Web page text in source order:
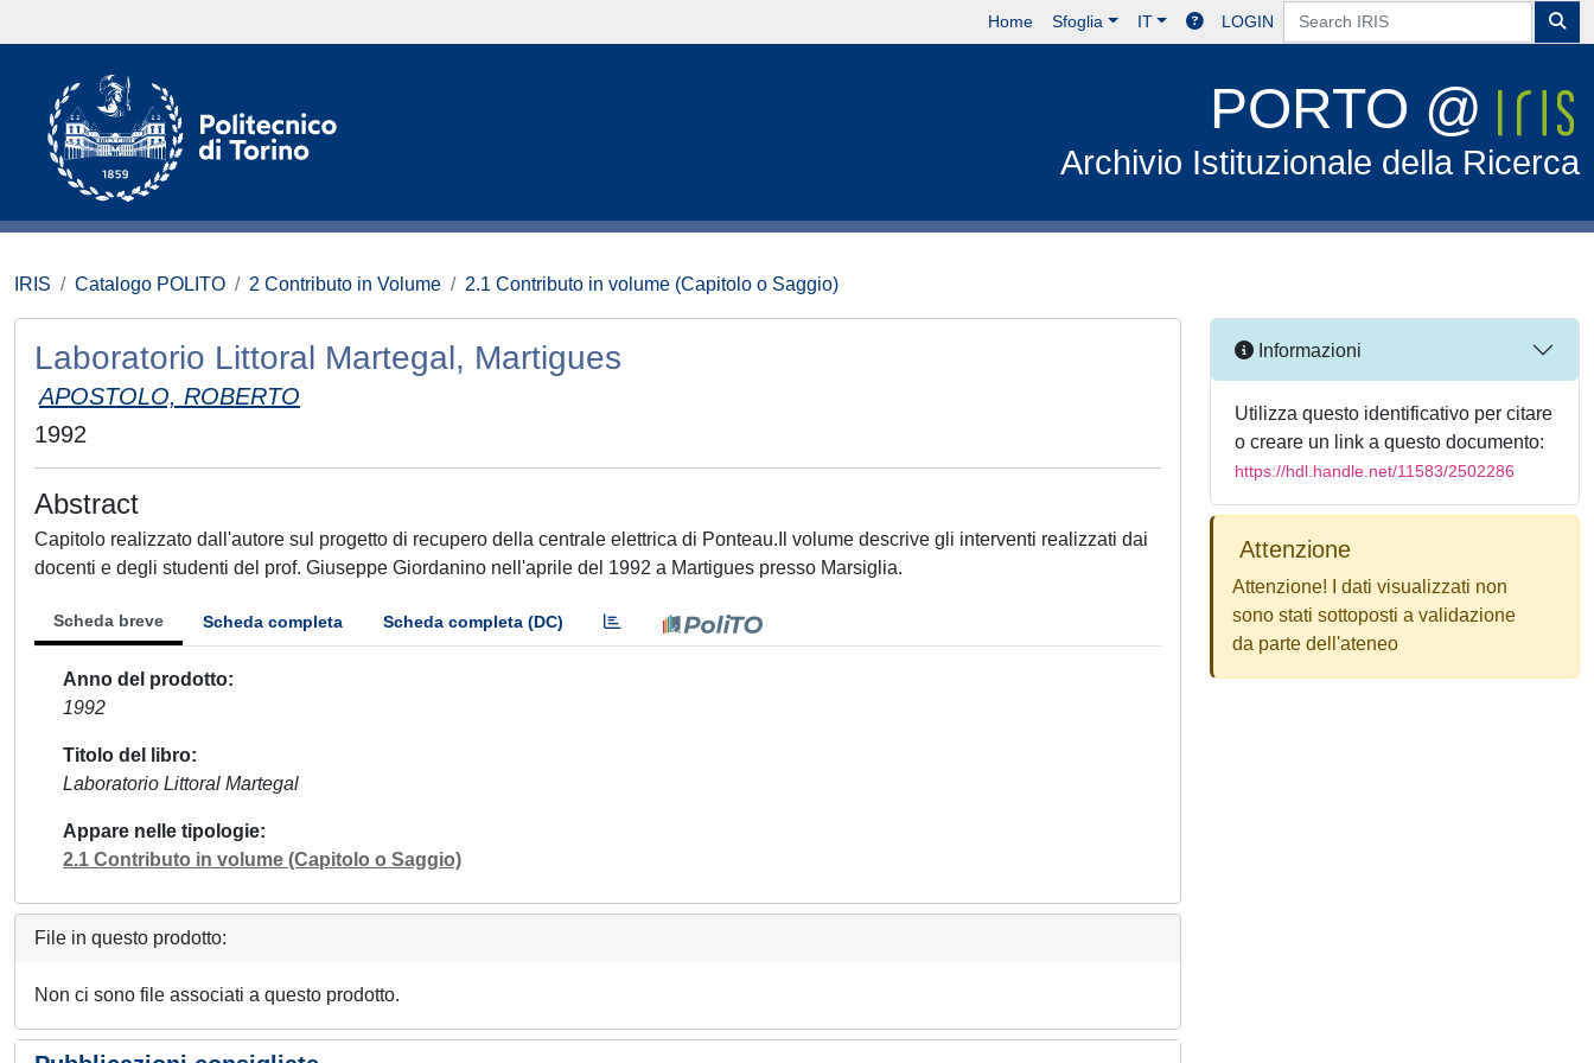
Home Sfoglia IT LOGIN
PORTO @
Archivio Istituzionale della Ricerca
IRIS Catalogo POLITO 2 Contributo in Volume 2.1 Contributo in volume (Capitolo o Saggio)
Laboratorio Littoral Martegal, Martigues
APOSTOLO, ROBERTO
1992
Abstract
Capitolo realizzato dall'autore sul progetto di recupero della centrale elettrica di Ponteau.Il volume descrive gli interventi realizzati dai
docenti e degli studenti del prof. Giuseppe Giordanino nell'aprile del 1992 a Martigues presso Marsiglia.
Scheda breve Scheda completa Scheda completa (DC)
Anno del prodotto
1992
Titolo del libro
Laboratorio Littoral Martegal
Appare nelle tipologie
2.1 Contributo in volume (Capitolo o Saggio)
File in questo prodotto:
Non ci sono file associati a questo prodotto.
Informazioni
Utilizza questo identificativo per citare
o creare un link a questo documento:
https://hdl.handle.net/11583/2502286
Attenzione
Attenzione! I dati visualizzati non
sono stati sottoposti a validazione
da parte dell'ateneo